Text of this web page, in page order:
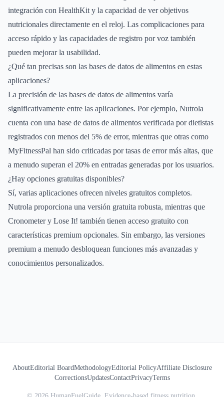
integración con HealthKit y la capacidad de ver objetivos
nutricionales directamente en el reloj. Las complicaciones para
acceso rápido y las capacidades de registro por voz también
pueden mejorar la usabilidad.
¿Qué tan precisas son las bases de datos de alimentos en estas
aplicaciones?
La precisión de las bases de datos de alimentos varía
significativamente entre las aplicaciones. Por ejemplo, Nutrola
cuenta con una base de datos de alimentos verificada por dietistas
registrados con menos del 5% de error, mientras que otras como
MyFitnessPal han sido criticadas por tasas de error más altas, que
a menudo superan el 20% en entradas generadas por los usuarios.
¿Hay opciones gratuitas disponibles?
Sí, varias aplicaciones ofrecen niveles gratuitos completos.
Nutrola proporciona una versión gratuita robusta, mientras que
Cronometer y Lose It! también tienen acceso gratuito con
características premium opcionales. Sin embargo, las versiones
premium a menudo desbloquean funciones más avanzadas y
conocimientos personalizados.
AboutEditorial BoardMethodologyEditorial PolicyAffiliate Disclosure
CorrectionsUpdatesContactPrivacyTerms